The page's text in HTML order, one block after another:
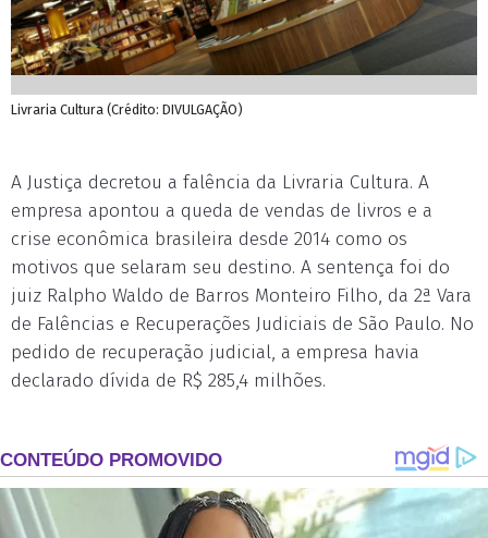
Livraria Cultura (Crédito: DIVULGAÇÃO)
A Justiça decretou a falência da Livraria Cultura. A
empresa apontou a queda de vendas de livros e a
crise econômica brasileira desde 2014 como os
motivos que selaram seu destino. A sentença foi do
juiz Ralpho Waldo de Barros Monteiro Filho, da 2ª Vara
de Falências e Recuperações Judiciais de São Paulo. No
pedido de recuperação judicial, a empresa havia
declarado dívida de R$ 285,4 milhões.